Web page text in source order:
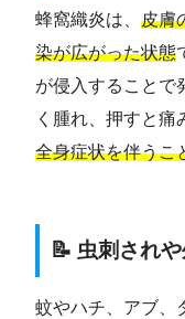
蜂窩織炎は、 皮膚
染が広がった状態
が侵入することで
く腫れ、押すと痛
全身症状を伴うこ
📝 虫刺され
蚊やハチ、アブ、